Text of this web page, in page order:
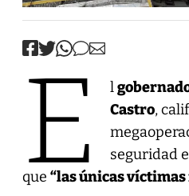
E l
Castro,
seguridad
que “las únicas